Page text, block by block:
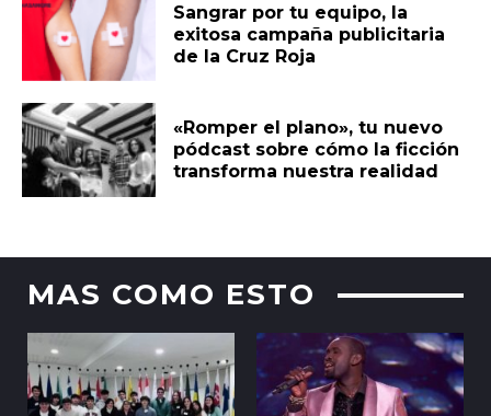
Sangrar por tu equipo, la
exitosa campaña publicitaria
de la Cruz Roja
«Romper el plano», tu nuevo
pódcast sobre cómo la ficción
transforma nuestra realidad
MAS COMO ESTO